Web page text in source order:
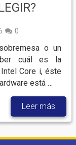
0
o un
cuál es la
Core i, éste
está …
Leer más